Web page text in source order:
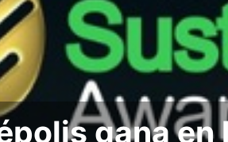
gana